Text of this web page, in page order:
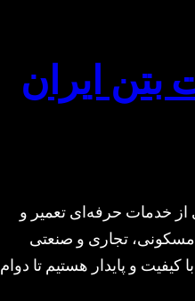
بتن ایران
خدمات حرفه‌ای تعمیر و
مسکونی، تجاری و صنعتی
کیفیت و پایدار هستیم تا دوام